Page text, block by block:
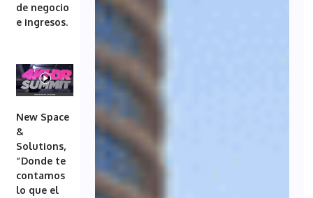
de negocio
e ingresos.
New Space
&
Solutions,
“Donde te
contamos
lo que el